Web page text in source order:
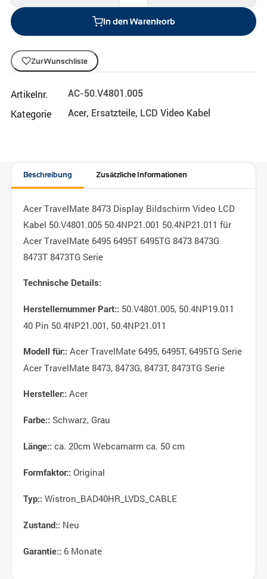
In den Warenkorb
Zur Wunschliste
Artikelnr. AC-50.V4801.005
Kategorie Acer, Ersatzteile, LCD Video Kabel
Beschreibung Zusätzliche Informationen
Acer TravelMate 8473 Display Bildschirm Video LCD
Kabel 50.V4801.005 50.4NP21.001 50.4NP21.011 für
Acer TravelMate 6495 6495T 6495TG 8473 8473G
8473T 8473TG Serie
Technische Details:
Herstellernummer Part::50.V4801.005, 50.4NP19.011
40 Pin 50.4NP21.001, 50.4NP21.011
Modell für::Acer TravelMate 6495, 6495T, 6495TG Serie
Acer TravelMate 8473, 8473G, 8473T, 8473TG Serie
Hersteller::Acer
Farbe::Schwarz, Grau
Länge::ca. 20cm Webcamarm ca. 50 cm
Formfaktor::Original
Typ::Wistron_BAD40HR_LVDS_CABLE
Zustand::Neu
Garantie::6 Monate